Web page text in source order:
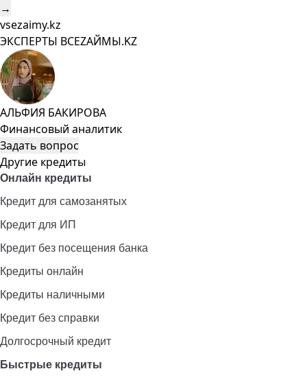
→
vsezaimy.kz
ЭКСПЕРТЫ ВСЕZAЙМЫ.KZ
АЛЬФИЯ БАКИРОВА
Финансовый аналитик
Задать вопрос
Другие кредиты
Онлайн кредиты
Кредит для самозанятых
Кредит для ИП
Кредит без посещения банка
Кредиты онлайн
Кредиты наличными
Кредит без справки
Долгосрочный кредит
Быстрые кредиты